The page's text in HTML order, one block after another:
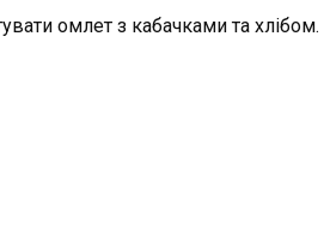
омлет з кабачками та хлібом.